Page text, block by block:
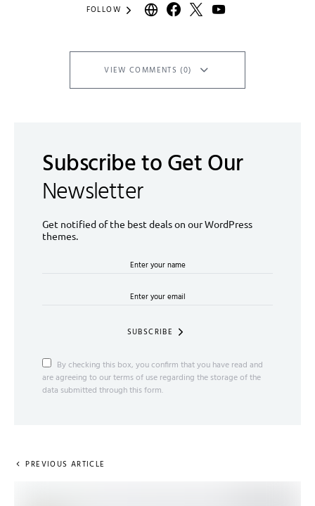
FOLLOW
VIEW COMMENTS (0)
Subscribe to Get Our
Newsletter
Get notified of the best deals on our WordPress
themes.
SUBSCRIBE
By checking this box, you confirm that you have read and
are agreeing to our terms of use regarding the storage of the
data submitted through this form.
PREVIOUS ARTICLE